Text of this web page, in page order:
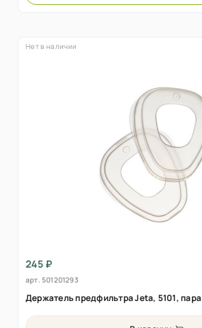
Нет в наличии
245 ₽
арт. 501201293
Держатель предфильтра Jeta, 5101, пара